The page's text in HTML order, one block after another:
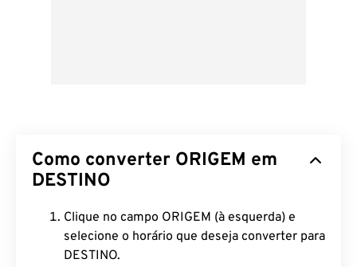
Como converter ORIGEM em
DESTINO
Clique no campo ORIGEM (à esquerda) e
selecione o horário que deseja converter para
DESTINO.